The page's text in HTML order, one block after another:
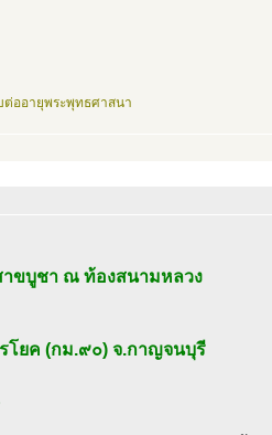
ต่ออายุพระพุทธศาสนา
าขบูชา ณ ท้องสนามหลวง
โยค (กม.๙๐) จ.กาญจนบุรี